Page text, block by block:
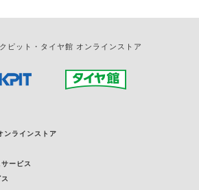
ピット・タイヤ館 オンラインストア
ンラインストア
ービス